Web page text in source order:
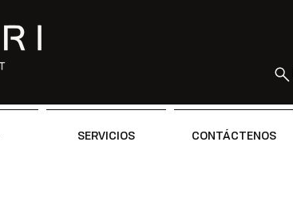
SERVICIOS CONTÁCTENOS